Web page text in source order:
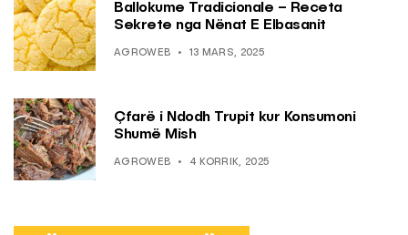
Ballokume Tradicionale – Receta
Sekrete nga Nënat E Elbasanit
AGROWEB 13 MARS, 2025
Çfarë i Ndodh Trupit kur Konsumoni
Shumë Mish
AGROWEB 4 KORRIK, 2025